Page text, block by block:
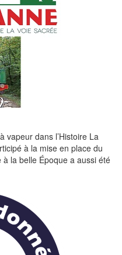
vapeur dans l’Histoire La
à la mise en place du
la belle Époque a aussi été